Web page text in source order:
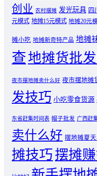
创业 农村摆摊 发光玩具 四
元模式 地摊15元模式 地摊20元
摊小吃 地摊新奇特产品 地摊
查地摊货批
夜市摆地摊卖什么好 夜市摆地摊
发技巧 小吃零食货源
东省赶集时间表 帽子批发 广西赶
卖什么好 摆地摊夏天
摊技巧摆摊